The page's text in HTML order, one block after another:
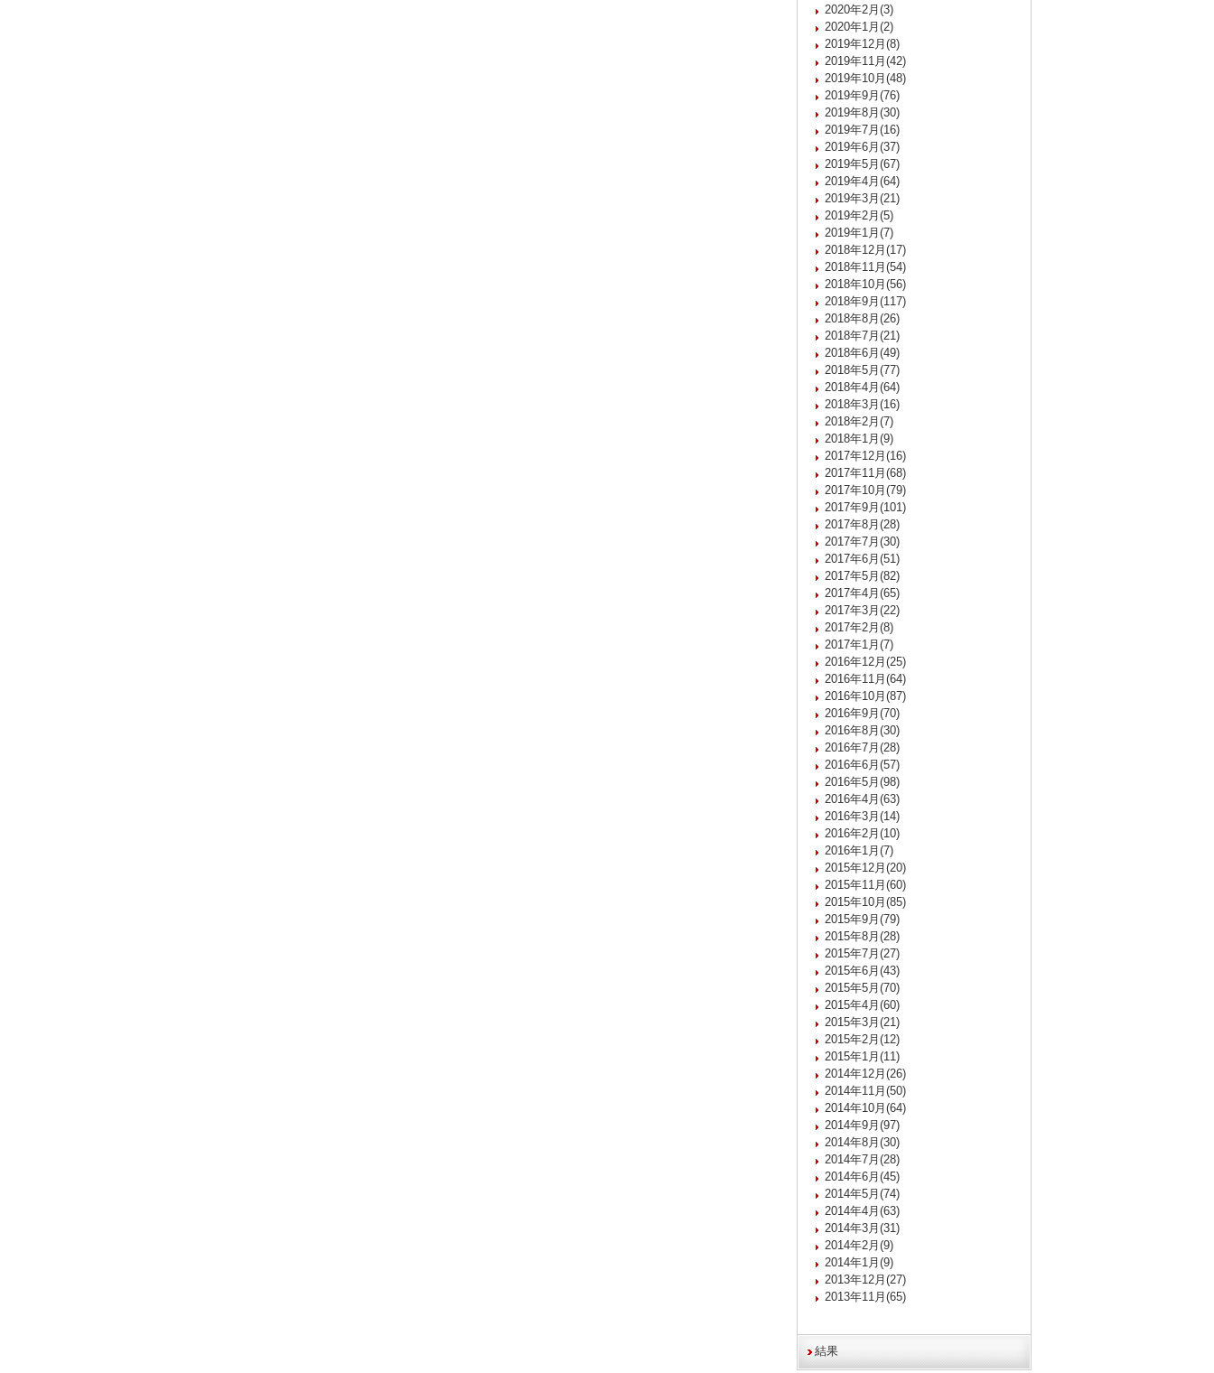
2020年2月(3)
2020年1月(2)
2019年12月(8)
2019年11月(42)
2019年10月(48)
2019年9月(76)
2019年8月(30)
2019年7月(16)
2019年6月(37)
2019年5月(67)
2019年4月(64)
2019年3月(21)
2019年2月(5)
2019年1月(7)
2018年12月(17)
2018年11月(54)
2018年10月(56)
2018年9月(117)
2018年8月(26)
2018年7月(21)
2018年6月(49)
2018年5月(77)
2018年4月(64)
2018年3月(16)
2018年2月(7)
2018年1月(9)
2017年12月(16)
2017年11月(68)
2017年10月(79)
2017年9月(101)
2017年8月(28)
2017年7月(30)
2017年6月(51)
2017年5月(82)
2017年4月(65)
2017年3月(22)
2017年2月(8)
2017年1月(7)
2016年12月(25)
2016年11月(64)
2016年10月(87)
2016年9月(70)
2016年8月(30)
2016年7月(28)
2016年6月(57)
2016年5月(98)
2016年4月(63)
2016年3月(14)
2016年2月(10)
2016年1月(7)
2015年12月(20)
2015年11月(60)
2015年10月(85)
2015年9月(79)
2015年8月(28)
2015年7月(27)
2015年6月(43)
2015年5月(70)
2015年4月(60)
2015年3月(21)
2015年2月(12)
2015年1月(11)
2014年12月(26)
2014年11月(50)
2014年10月(64)
2014年9月(97)
2014年8月(30)
2014年7月(28)
2014年6月(45)
2014年5月(74)
2014年4月(63)
2014年3月(31)
2014年2月(9)
2014年1月(9)
2013年12月(27)
2013年11月(65)
結果